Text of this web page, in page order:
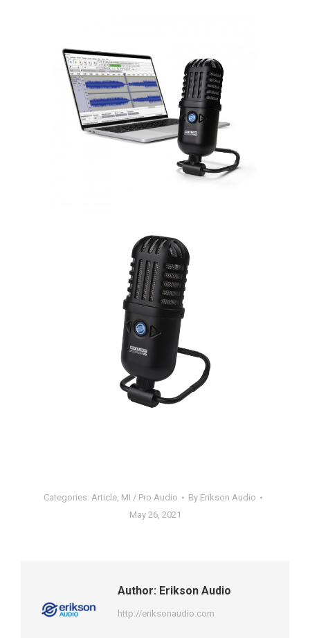
Categories: Article, MI / Pro Audio By Erikson Audio
May 26, 2021
Author: Erikson Audio
http://eriksonaudio.com